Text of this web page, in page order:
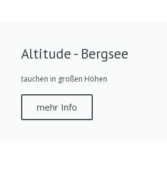
Altitude - Bergsee
tauchen in großen Höhen
mehr Info